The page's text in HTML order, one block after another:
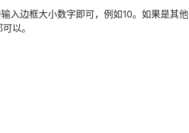
入边框大小数字即可，例如10。如果是其他
以。